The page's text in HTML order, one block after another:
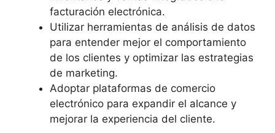
facturación electrónica.
Utilizar herramientas de análisis de datos
para entender mejor el comportamiento
de los clientes y optimizar las estrategias
de marketing.
Adoptar plataformas de comercio
electrónico para expandir el alcance y
mejorar la experiencia del cliente.